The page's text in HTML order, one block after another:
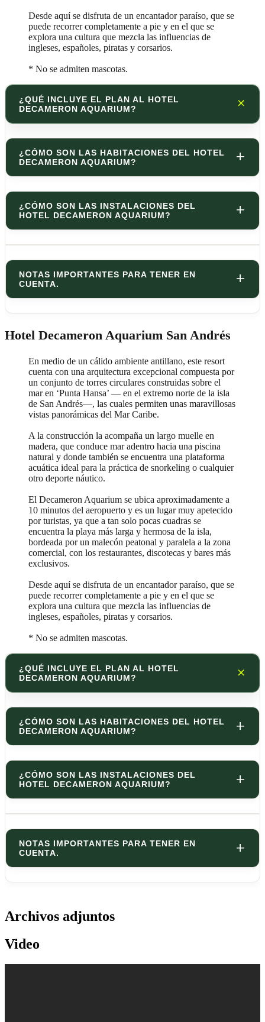
Desde aquí se disfruta de un encantador paraíso, que se
puede recorrer completamente a pie y en el que se
explora una cultura que mezcla las influencias de
ingleses, españoles, piratas y corsarios.
* No se admiten mascotas.
¿QUÉ INCLUYE EL PLAN AL HOTEL
DECAMERON AQUARIUM?
¿CÓMO SON LAS HABITACIONES DEL HOTEL
DECAMERON AQUARIUM?
¿CÓMO SON LAS INSTALACIONES DEL
HOTEL DECAMERON AQUARIUM?
NOTAS IMPORTANTES PARA TENER EN
CUENTA.
Hotel Decameron Aquarium San Andrés
En medio de un cálido ambiente antillano, este resort
cuenta con una arquitectura excepcional compuesta por
un conjunto de torres circulares construidas sobre el
mar en ‘Punta Hansa’ — en el extremo norte de la isla
de San Andrés—, las cuales permiten unas maravillosas
vistas panorámicas del Mar Caribe.
A la construcción la acompaña un largo muelle en
madera, que conduce mar adentro hacia una piscina
natural y donde también se encuentra una plataforma
acuática ideal para la práctica de snorkeling o cualquier
otro deporte náutico.
El Decameron Aquarium se ubica aproximadamente a
10 minutos del aeropuerto y es un lugar muy apetecido
por turistas, ya que a tan solo pocas cuadras se
encuentra la playa más larga y hermosa de la isla,
bordeada por un malecón peatonal y paralela a la zona
comercial, con los restaurantes, discotecas y bares más
exclusivos.
Desde aquí se disfruta de un encantador paraíso, que se
puede recorrer completamente a pie y en el que se
explora una cultura que mezcla las influencias de
ingleses, españoles, piratas y corsarios.
* No se admiten mascotas.
¿QUÉ INCLUYE EL PLAN AL HOTEL
DECAMERON AQUARIUM?
¿CÓMO SON LAS HABITACIONES DEL HOTEL
DECAMERON AQUARIUM?
¿CÓMO SON LAS INSTALACIONES DEL
HOTEL DECAMERON AQUARIUM?
NOTAS IMPORTANTES PARA TENER EN
CUENTA.
Archivos adjuntos
Video